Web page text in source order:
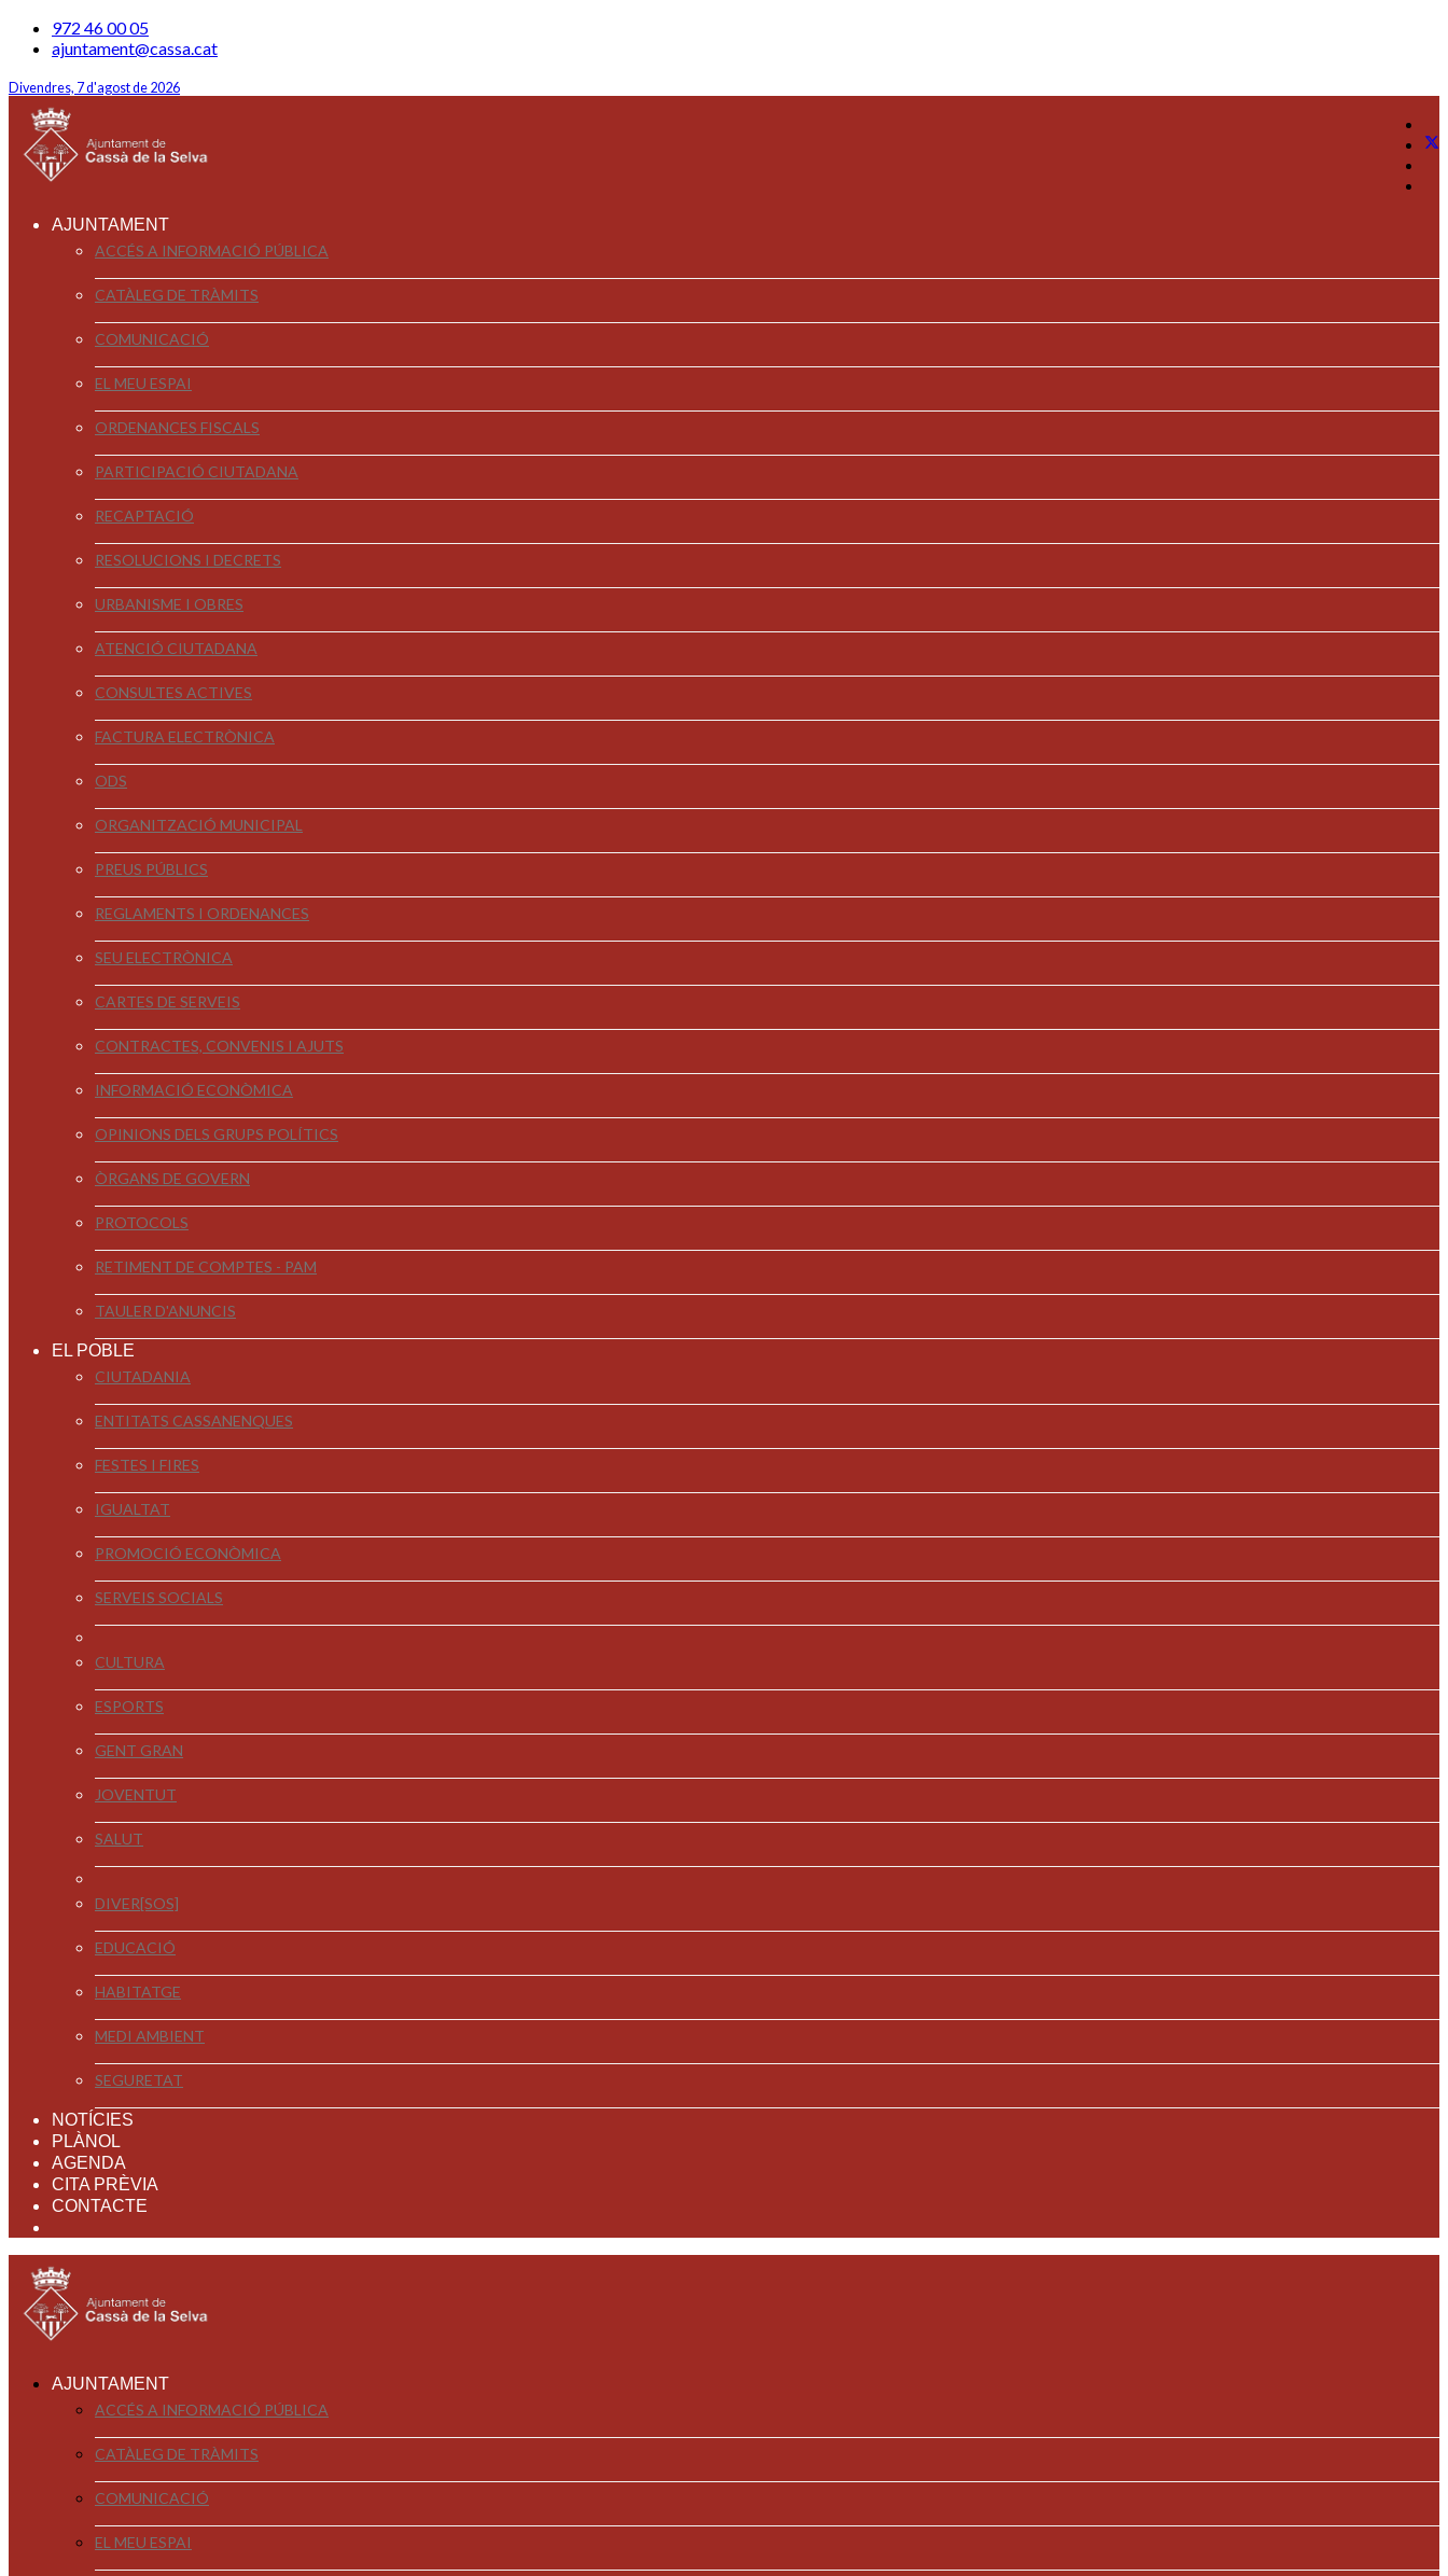
972 46 00 05
ajuntament@cassa.cat
Divendres, 7 d'agost de 2026
AJUNTAMENT
ACCÉS A INFORMACIÓ PÚBLICA
CATÀLEG DE TRÀMITS
COMUNICACIÓ
EL MEU ESPAI
ORDENANCES FISCALS
PARTICIPACIÓ CIUTADANA
RECAPTACIÓ
RESOLUCIONS I DECRETS
URBANISME I OBRES
ATENCIÓ CIUTADANA
CONSULTES ACTIVES
FACTURA ELECTRÒNICA
ODS
ORGANITZACIÓ MUNICIPAL
PREUS PÚBLICS
REGLAMENTS I ORDENANCES
SEU ELECTRÒNICA
CARTES DE SERVEIS
CONTRACTES, CONVENIS I AJUTS
INFORMACIÓ ECONÒMICA
OPINIONS DELS GRUPS POLÍTICS
ÒRGANS DE GOVERN
PROTOCOLS
RETIMENT DE COMPTES - PAM
TAULER D'ANUNCIS
EL POBLE
CIUTADANIA
ENTITATS CASSANENQUES
FESTES I FIRES
IGUALTAT
PROMOCIÓ ECONÒMICA
SERVEIS SOCIALS
CULTURA
ESPORTS
GENT GRAN
JOVENTUT
SALUT
DIVER[SOS]
EDUCACIÓ
HABITATGE
MEDI AMBIENT
SEGURETAT
NOTÍCIES
PLÀNOL
AGENDA
CITA PRÈVIA
CONTACTE
AJUNTAMENT
ACCÉS A INFORMACIÓ PÚBLICA
CATÀLEG DE TRÀMITS
COMUNICACIÓ
EL MEU ESPAI